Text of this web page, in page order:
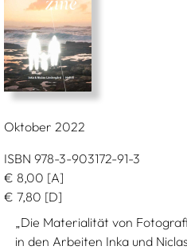
Oktober 2022
ISBN 978-3-903172-91-3
€ 8,00 [A]
€ 7,80 [D]
„Die Materialität von
in den Arbeiten Inka und